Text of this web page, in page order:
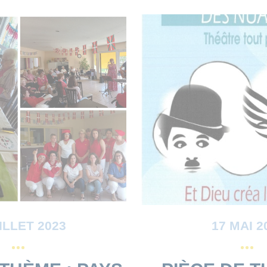
2023 17 MAI